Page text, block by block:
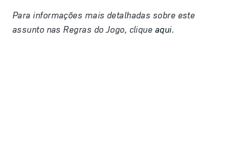
Para informações mais detalhadas sobre este
assunto nas Regras do Jogo, clique aqui.